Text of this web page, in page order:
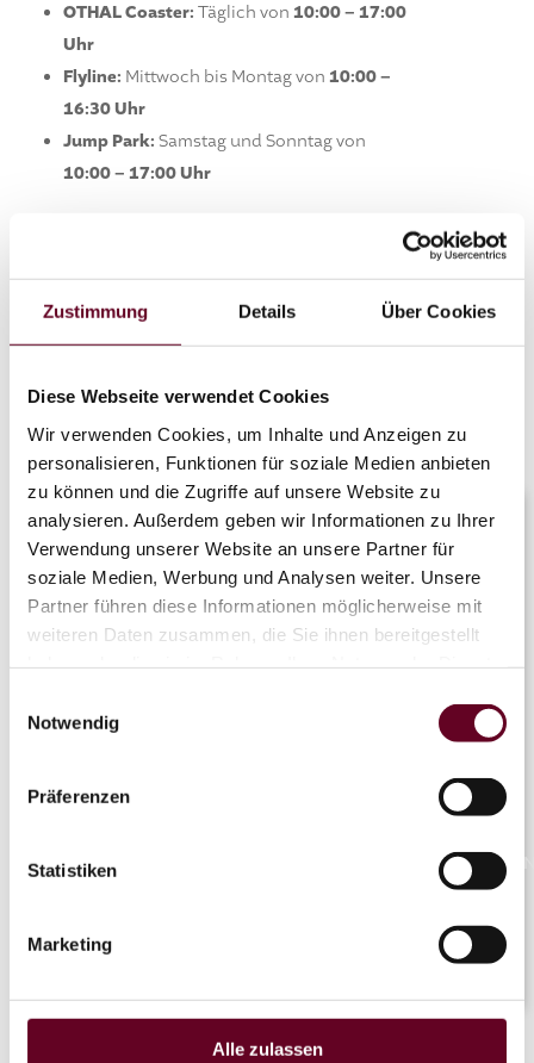
Zustimmung Details Über Cookies
Diese Webseite verwendet Cookies
Wir verwenden Cookies, um Inhalte und Anzeigen zu
personalisieren, Funktionen für soziale Medien anbieten
zu können und die Zugriffe auf unsere Website zu
analysieren. Außerdem geben wir Informationen zu Ihrer
Verwendung unserer Website an unsere Partner für
soziale Medien, Werbung und Analysen weiter. Unsere
Partner führen diese Informationen möglicherweise mit
weiteren Daten zusammen, die Sie ihnen bereitgestellt
Notwendig
Präferenzen
Statistiken
Marketing
Alle zulassen
Flyline
OTHAL
NaN°/
LIVE
OTHAL Coaster: Täglich von10:00 – 17:00
Uhr
Flyline: Mittwoch bis Montag von10:00 –
16:30 Uhr
Jump Park: Samstag und Sonntag von
10:00 – 17:00 Uhr
Schirmbar:Donnerstag bis Sonntag von
10:00 – 17:30 Uhr
Berg – wir freuen uns auf euren Besuch und